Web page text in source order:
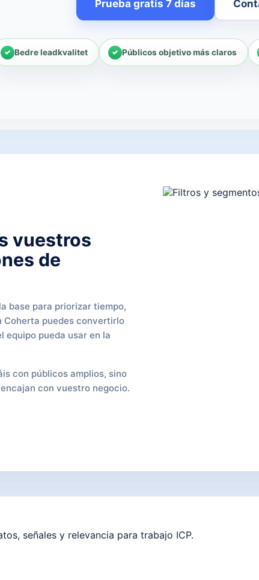
Prueba gratis 7 días
Bedre leadkvalitet Públicos objetivo más claros
vuestros
de
base para priorizar tiempo,
Coherta puedes convertirlo
equipo pueda usar en la
con públicos amplios, sino
con vuestro negocio.